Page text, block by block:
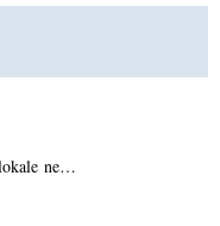
ne…